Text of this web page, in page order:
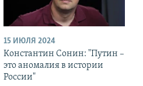
15 ИЮЛЯ 2024
Константин Сонин: "Путин –
это аномалия в истории
России"